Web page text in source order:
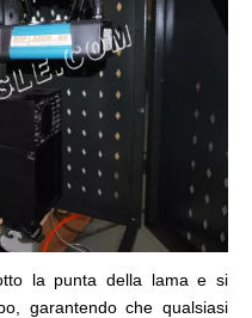
la punta della lama e si
garantendo che qualsiasi